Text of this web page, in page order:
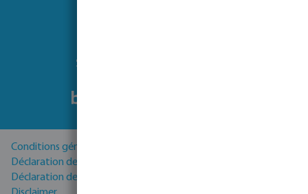
Suivez-nous
Conditions générales
Déclaration de Confidentialité
Déclaration de cookies